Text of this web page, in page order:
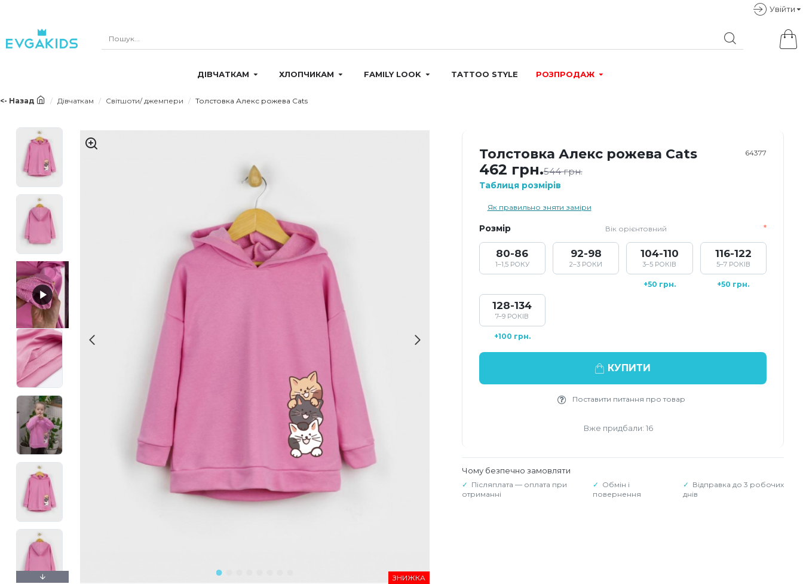
Увiйти
ДІВЧАТКАМ ХЛОПЧИКАМ FAMILY LOOK TATTOO STYLE РОЗПРОДАЖ
<- Назад Дівчаткам Світшоти/ джемпери Толстовка Алекс рожева Cats
ЗНИЖКА
Толстовка Алекс рожева Cats 64377
544 грн.
462 грн.
Таблиця розмірів
Як правильно зняти заміри
Розмір Вік орієнтовний
80-86
1–1,5 РОКУ
92-98
2–3 РОКИ
104-110
3–5 РОКІВ
+50 грн.
116-122
5–7 РОКІВ
+50 грн.
128-134
7–9 РОКІВ
+100 грн.
КУПИТИ
Поставити питання про товар
Вже придбали: 16
Чому безпечно замовляти
Післяплата — оплата при
отриманні
Обмін і
повернення
Відправка до 3 робочих
днів